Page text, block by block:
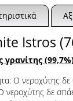
Istros
Ο νεροχύτης δε
νεροχύτης δε